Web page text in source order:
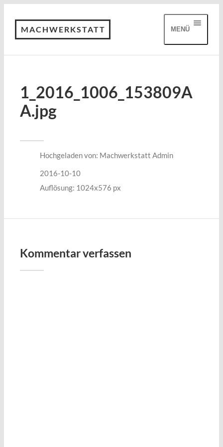
MACHWERKSTATT MENÜ
1_2016_1006_153809A
A.jpg
Hochgeladen von: Machwerkstatt Admin
2016-10-10
Auflösung: 1024x576 px
Kommentar verfassen